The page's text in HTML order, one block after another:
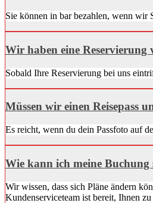
Sie können in bar bezahlen, wenn wir
Wir haben eine Reservierung
Sobald Ihre Reservierung bei uns
Müssen wir einen Reisepass
Es reicht, wenn du dein Passfoto auf
Wie kann ich meine
Wir wissen, dass sich Pläne ändern
Kundenserviceteam ist bereit, Ihnen